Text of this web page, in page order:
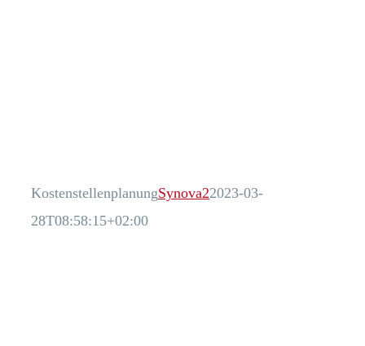
KostenstellenplanungSynova22023-03-
28T08:58:15+02:00